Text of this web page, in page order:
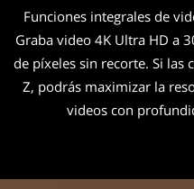
Funciones integrales de
Graba video 4K Ultra HD a
de píxeles sin recorte. Si las
Z, podrás maximizar la
videos con